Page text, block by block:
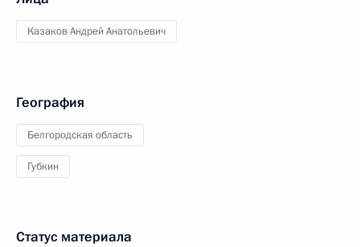
Казаков Андрей Анатольевич
География
Белгородская область
Губкин
Статус материала